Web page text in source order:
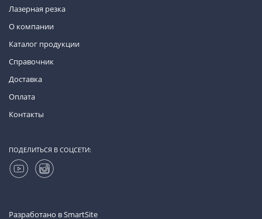
Лазерная резка
О компании
Каталог продукции
Справочник
Доставка
Оплата
Контакты
ПОДЕЛИТЬСЯ В СОЦСЕТИ:
Разработано вSmartSite